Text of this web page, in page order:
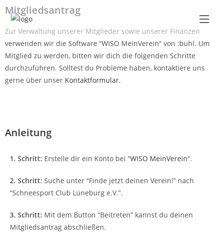
Mitgliedsantrag
Zur Verwaltung unserer Mitglieder sowie unserer Finanzen
verwenden wir die Software “WISO MeinVerein” von :buhl. Um
Mitglied zu werden, bitten wir dich die folgenden Schritte
durchzuführen. Solltest du Probleme haben, kontaktiere uns
gerne über unser Kontaktformular.
Anleitung
1. Schritt: Erstelle dir ein Konto bei “WISO MeinVerein“.
2. Schritt: Suche unter “Finde jetzt deinen Verein!” nach
“Schneesport Club Lüneburg e.V.”.
3. Schritt: Mit dem Button “Beitreten” kannst du deinen
Mitgliedsantrag abschließen.